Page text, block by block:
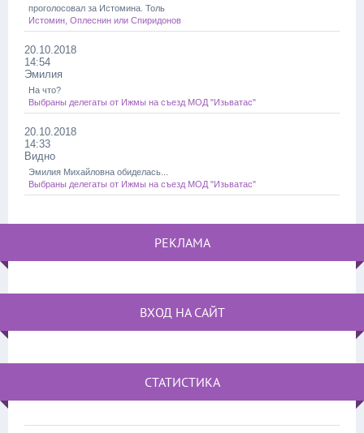
проголосовал за Истомина. Толь
Истомин, Оплеснин или Спиридонов
20.10.2018
14:54
Эмилия
На что?
Выбраны делегаты от Ижмы на съезд МОД "Изьватас"
20.10.2018
14:33
Видно
Эмилия Михайловна обиделась...
Выбраны делегаты от Ижмы на съезд МОД "Изьватас"
РЕКЛАМА
ВХОД НА САЙТ
СТАТИСТИКА